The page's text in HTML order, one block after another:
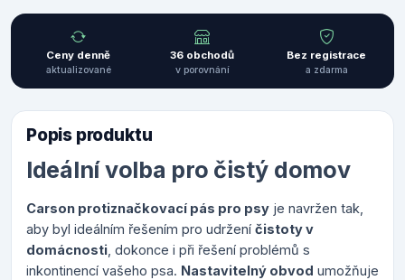
Ceny denně
aktualizované
36 obchodů
v porovnání
Bez registrace
a zdarma
Popis produktu
Ideální volba pro čistý domov
Carson protiznačkovací pás pro psy je navržen tak,
aby byl ideálním řešením pro udržení čistoty v
domácnosti , dokonce i při řešení problémů s
inkontinencí vašeho psa. Nastavitelný obvod umožňuje